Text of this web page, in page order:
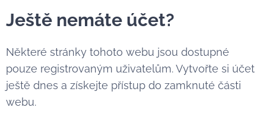
Ještě nemáte účet?
Některé stránky tohoto webu jsou dostupné
pouze registrovaným uživatelům. Vytvořte si účet
ještě dnes a získejte přístup do zamknuté části
webu.